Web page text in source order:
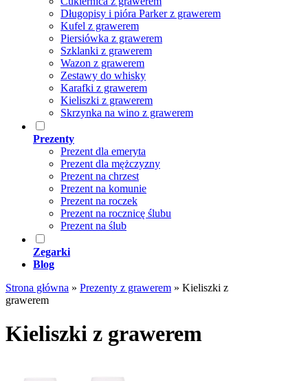
Długopisy i pióra Parker z grawerem
Kufel z grawerem
Piersiówka z grawerem
Szklanki z grawerem
Wazon z grawerem
Zestawy do whisky
Karafki z grawerem
Kieliszki z grawerem
Skrzynka na wino z grawerem
Prezenty
Prezent dla emeryta
Prezent dla mężczyzny
Prezent na chrzest
Prezent na komunie
Prezent na roczek
Prezent na rocznicę ślubu
Prezent na ślub
Zegarki
Blog
Strona główna » Prezenty z grawerem » Kieliszki z
grawerem
Kieliszki z grawerem